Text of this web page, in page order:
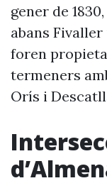
gener de
abans
foren
termeners
Orís i